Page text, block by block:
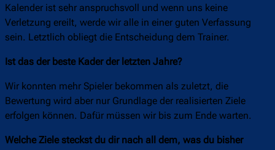
Kalender ist sehr anspruchsvoll und wenn uns keine
Verletzung ereilt, werde wir alle in einer guten Verfassung
sein. Letztlich obliegt die Entscheidung dem Trainer.
Ist das der beste Kader der letzten Jahre?
Wir konnten mehr Spieler bekommen als zuletzt, die
Bewertung wird aber nur Grundlage der realisierten Ziele
erfolgen können. Dafür müssen wir bis zum Ende warten.
Welche Ziele steckst du dir nach all dem, was du bisher